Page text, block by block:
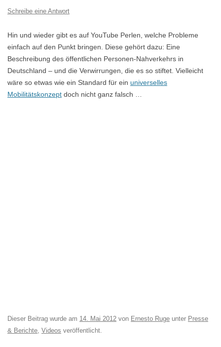
Schreibe eine Antwort
Hin und wieder gibt es auf YouTube Perlen, welche Probleme
einfach auf den Punkt bringen. Diese gehört dazu: Eine
Beschreibung des öffentlichen Personen-Nahverkehrs in
Deutschland – und die Verwirrungen, die es so stiftet. Vielleicht
wäre so etwas wie ein Standard für ein universelles
Mobilitätskonzept doch nicht ganz falsch …
Dieser Beitrag wurde am 14. Mai 2012 von Ernesto Ruge unter Presse
& Berichte, Videos veröffentlicht.